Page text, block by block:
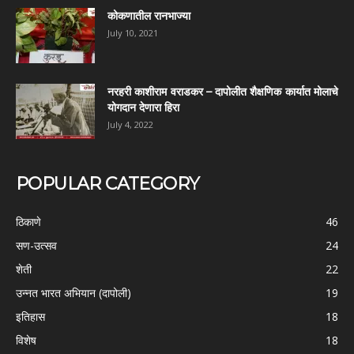
कोकणातील रानभाज्या
July 10, 2021
नरहरी काशीराम वराडकर – दापोलीत शैक्षणिक कार्यात मोलाचे
योगदान देणारा हिरा
July 4, 2022
POPULAR CATEGORY
ठिकाणे
46
सण-उत्सव
24
शेती
22
उन्नत भारत अभियान (दापोली)
19
इतिहास
18
विशेष
18